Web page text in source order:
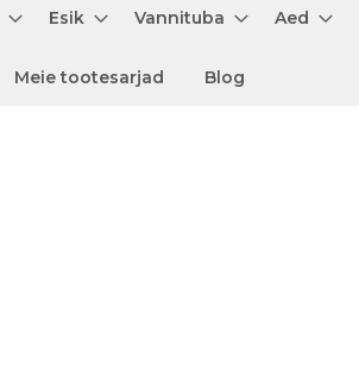
Esik Vannituba Aed
Meie tootesarjad Blog